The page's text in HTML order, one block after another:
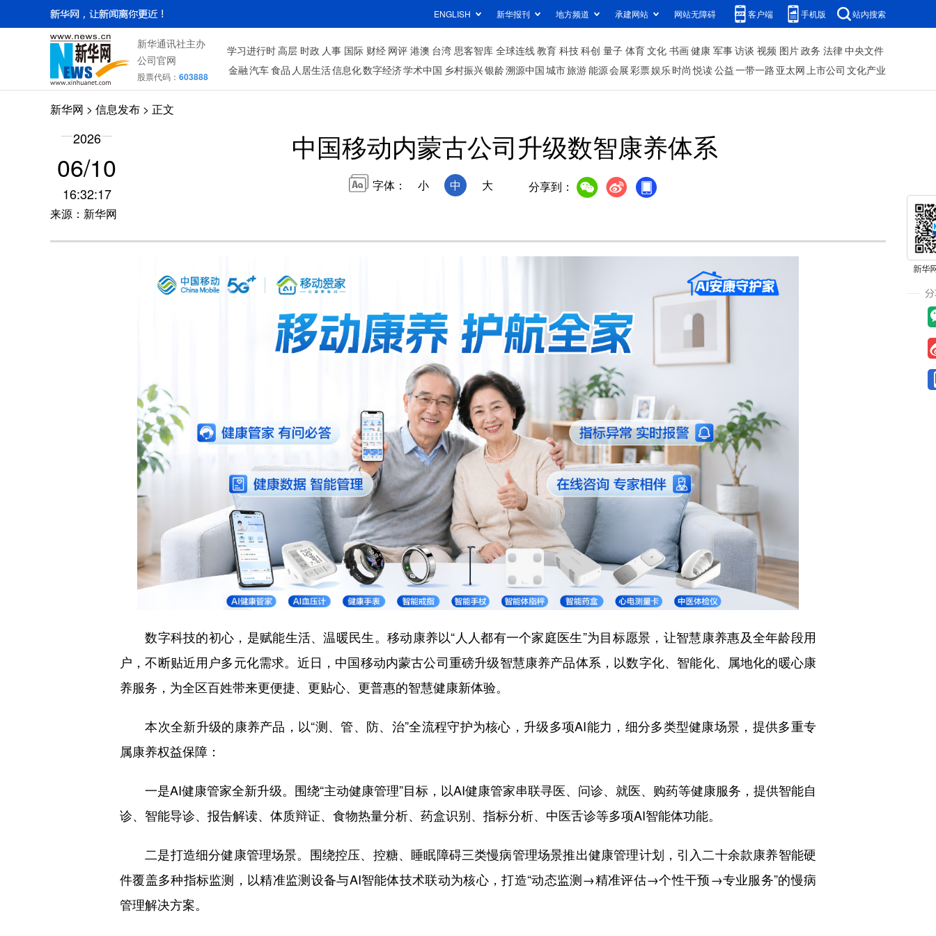
ENGLISH 新华报刊 地方频道 承建网站 网站无障碍 客户端 手机版 站内搜索
新华通讯社主办
公司官网
股票代码： 603888
学习进行时高层 时政 人事 国际 财经 网评 港澳 台湾 思客智库 全球连线教育 科技科创 量子 体育文化 书画健康 军事访谈 视频 图片政务 法律中央文件
金融汽车食品 人居生活信息化数字经济学术中国 乡村振兴银龄溯源中国城市旅游能源会展彩票娱乐时尚 悦读公益一带一路 亚太网上市公司 文化产业
新华网 > 信息发布 > 正文
2026
06/10
16:32:17
来源：新华网
中国移动内蒙古公司升级数智康养体系
字体： 小 中 大 分享到：
数字科技的初心，是赋能生活、温暖民生。移动康养以“人人都有一个家庭医生”为目标愿景，让智慧康养惠及全年龄段用
户，不断贴近用户多元化需求。近日，中国移动内蒙古公司重磅升级智慧康养产品体系，以数字化、智能化、属地化的暖心康
养服务，为全区百姓带来更便捷、更贴心、更普惠的智慧健康新体验。
本次全新升级的康养产品，以“测、管、防、治”全流程守护为核心，升级多项AI能力，细分多类型健康场景，提供多重专
属康养权益保障：
一是AI健康管家全新升级。围绕“主动健康管理”目标，以AI健康管家串联寻医、问诊、就医、购药等健康服务，提供智能自
诊、智能导诊、报告解读、体质辩证、食物热量分析、药盒识别、指标分析、中医舌诊等多项AI智能体功能。
二是打造细分健康管理场景。围绕控压、控糖、睡眠障碍三类慢病管理场景推出健康管理计划，引入二十余款康养智能硬
件覆盖多种指标监测，以精准监测设备与AI智能体技术联动为核心，打造“动态监测→精准评估→个性干预→专业服务”的慢病
管理解决方案。